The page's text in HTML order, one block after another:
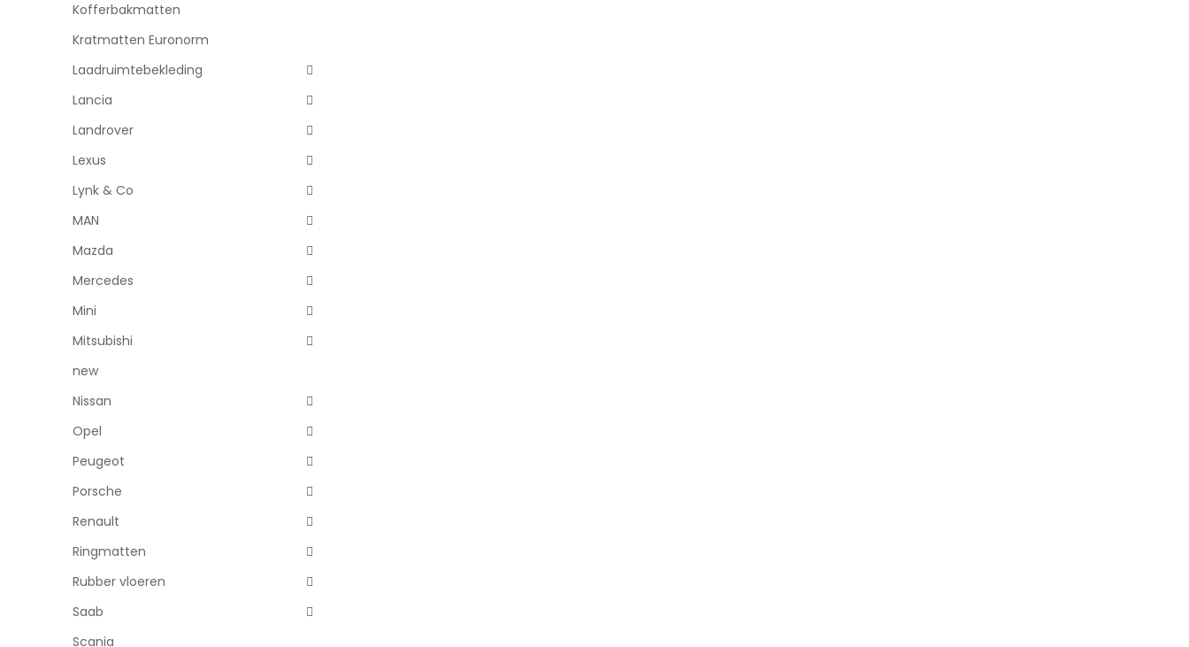
Kofferbakmatten
Kratmatten Euronorm
Laadruimtebekleding
Lancia
Landrover
Lexus
Lynk & Co
MAN
Mazda
Mercedes
Mini
Mitsubishi
new
Nissan
Opel
Peugeot
Porsche
Renault
Ringmatten
Rubber vloeren
Saab
Scania